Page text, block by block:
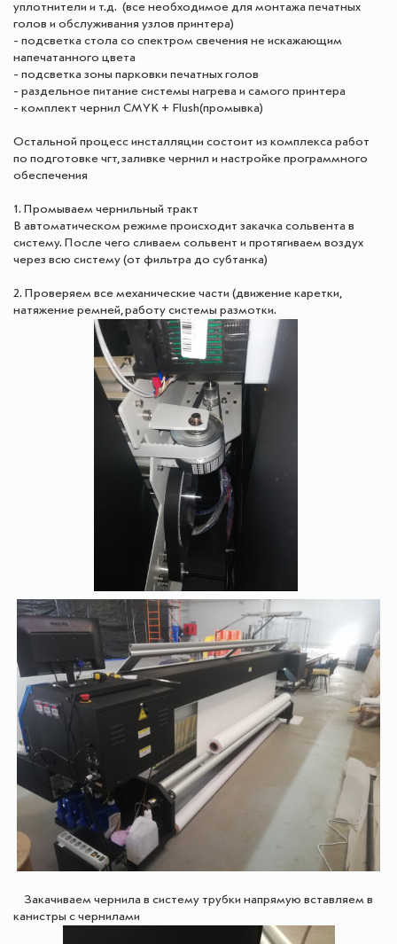
уплотнители и т.д. (все необходимое для монтажа печатных
голов и обслуживания узлов принтера)
- подсветка стола со спектром свечения не искажающим
напечатанного цвета
- подсветка зоны парковки печатных голов
- раздельное питание системы нагрева и самого принтера
- комплект чернил CMYK + Flush(промывка)
Остальной процесс инсталляции состоит из комплекса работ
по подготовке чгт, заливке чернил и настройке программного
обеспечения
1. Промываем чернильный тракт
В автоматическом режиме происходит закачка сольвента в
систему. После чего сливаем сольвент и протягиваем воздух
через всю систему (от фильтра до субтанка)
2. Проверяем все механические части (движение каретки,
натяжение ремней, работу системы размотки.
Закачиваем чернила в систему трубки напрямую вставляем в
канистры с чернилами